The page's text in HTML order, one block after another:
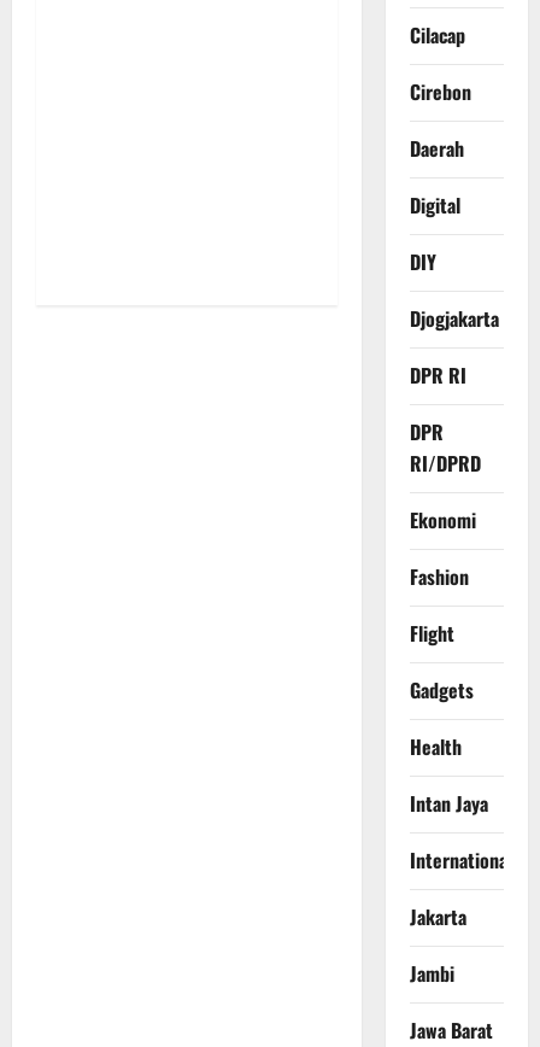
Cilacap
Cirebon
Daerah
Digital
DIY
Djogjakarta
DPR RI
DPR
RI/DPRD
Ekonomi
Fashion
Flight
Gadgets
Health
Intan Jaya
International
Jakarta
Jambi
Jawa Barat